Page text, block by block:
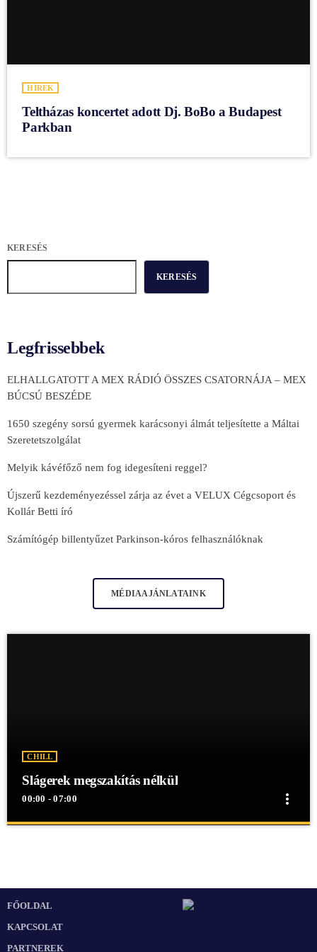
HÍREK
Teltházas koncertet adott Dj. BoBo a Budapest
Parkban
KERESÉS
KERESÉS
Legfrissebbek
ELHALLGATOTT A MEX RÁDIÓ ÖSSZES CSATORNÁJA – MEX
BÚCSÚ BESZÉDE
1650 szegény sorsú gyermek karácsonyi álmát teljesítette a Máltai
Szeretetszolgálat
Melyik kávéfőző nem fog idegesíteni reggel?
Újszerű kezdeményezéssel zárja az évet a VELUX Cégcsoport és
Kollár Betti író
Számítógép billentyűzet Parkinson-kóros felhasználóknak
MÉDIAAJÁNLATAINK
CHILL
Slágerek megszakítás nélkül
00:00 - 07:00 more_vert
Slágerek megszakítás nélkül egész éjjel a Mex Rádióban!
FŐOLDAL
KAPCSOLAT
PARTNEREK